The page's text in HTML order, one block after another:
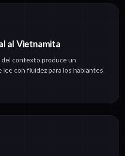
al Vietnamita
contexto produce un
con fluidez para los hablantes